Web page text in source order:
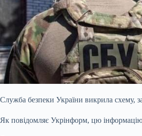
Служба безпеки України викрила схему,
Як повідомляє Укрінформ, цю